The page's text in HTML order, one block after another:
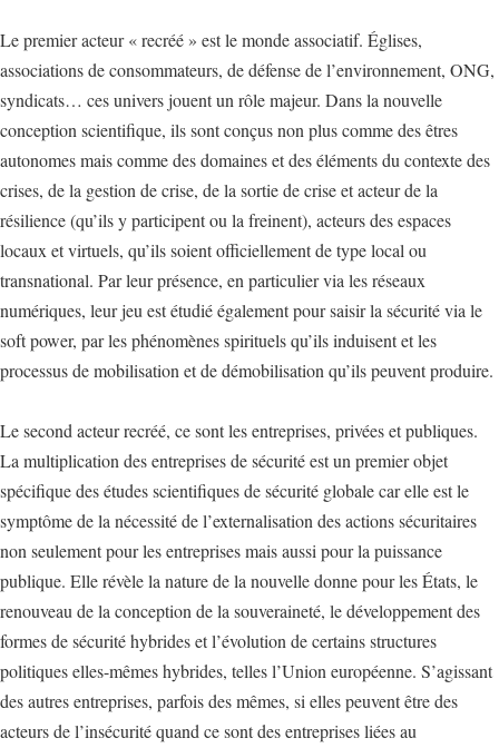
Le premier acteur « recréé » est le monde associatif. Églises,
associations de consommateurs, de défense de l’environnement, ONG,
syndicats… ces univers jouent un rôle majeur. Dans la nouvelle
conception scientifique, ils sont conçus non plus comme des êtres
autonomes mais comme des domaines et des éléments du contexte des
crises, de la gestion de crise, de la sortie de crise et acteur de la
résilience (qu’ils y participent ou la freinent), acteurs des espaces
locaux et virtuels, qu’ils soient officiellement de type local ou
transnational. Par leur présence, en particulier via les réseaux
numériques, leur jeu est étudié également pour saisir la sécurité via le
soft power, par les phénomènes spirituels qu’ils induisent et les
processus de mobilisation et de démobilisation qu’ils peuvent produire.
Le second acteur recréé, ce sont les entreprises, privées et publiques.
La multiplication des entreprises de sécurité est un premier objet
spécifique des études scientifiques de sécurité globale car elle est le
symptôme de la nécessité de l’externalisation des actions sécuritaires
non seulement pour les entreprises mais aussi pour la puissance
publique. Elle révèle la nature de la nouvelle donne pour les États, le
renouveau de la conception de la souveraineté, le développement des
formes de sécurité hybrides et l’évolution de certains structures
politiques elles-mêmes hybrides, telles l’Union européenne. S’agissant
des autres entreprises, parfois des mêmes, si elles peuvent être des
acteurs de l’insécurité quand ce sont des entreprises liées au